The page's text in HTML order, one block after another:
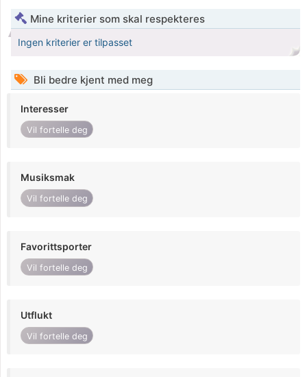
Mine kriterier som skal respekteres
Ingen kriterier er tilpasset
Bli bedre kjent med meg
Interesser
Vil fortelle deg
Musiksmak
Vil fortelle deg
Favorittsporter
Vil fortelle deg
Utflukt
Vil fortelle deg